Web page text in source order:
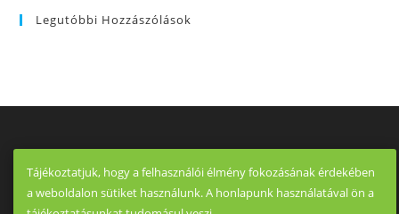
Legutóbbi Hozzászólások
Tájékoztatjuk, hogy a felhasználói élmény fokozásának érdekében
a weboldalon sütiket használunk. A honlapunk használatával ön a